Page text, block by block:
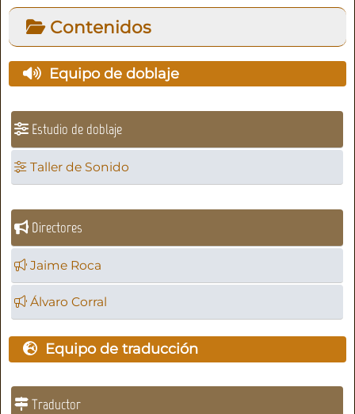
Contenidos
Equipo de doblaje
Estudio de doblaje
Taller de Sonido
Directores
Jaime Roca
Álvaro Corral
Equipo de traducción
Traductor